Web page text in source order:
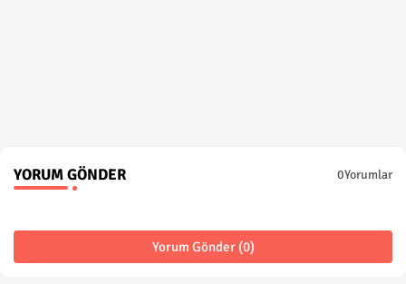
YORUM GÖNDER 0Yorumlar
Yorum Gönder (0)